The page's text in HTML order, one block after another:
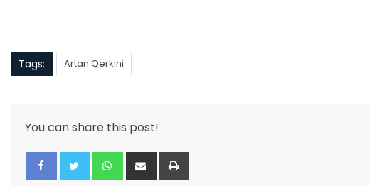
Tags: Artan Qerkini
You can share this post!
Whatsapp
Share
via